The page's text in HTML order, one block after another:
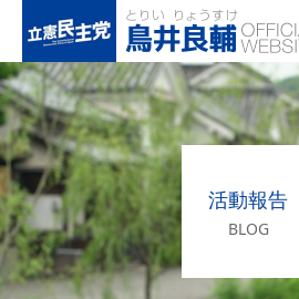
活動報告
BLOG
トップページ
基本政策
プロフィール
事務所アクセス